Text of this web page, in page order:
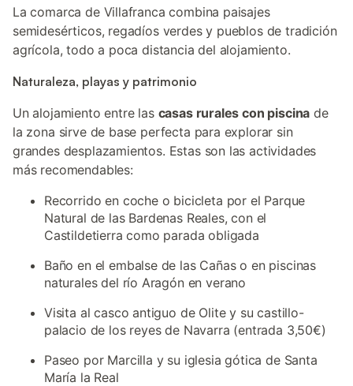
La comarca de Villafranca combina paisajes
semidesérticos, regadíos verdes y pueblos de tradición
agrícola, todo a poca distancia del alojamiento.
Naturaleza, playas y patrimonio
Un alojamiento entre las casas rurales con piscina de
la zona sirve de base perfecta para explorar sin
grandes desplazamientos. Estas son las actividades
más recomendables:
Recorrido en coche o bicicleta por el Parque
Natural de las Bardenas Reales, con el
Castildetierra como parada obligada
Baño en el embalse de las Cañas o en piscinas
naturales del río Aragón en verano
Visita al casco antiguo de Olite y su castillo-
palacio de los reyes de Navarra (entrada 3,50€)
Paseo por Marcilla y su iglesia gótica de Santa
María la Real